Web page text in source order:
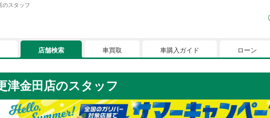
のスタッフ
現在、お気に入りに登録されてい
お気に入りに登録すると、あなただけのお気に入りのクルマリ
店舗検索 車買取 車購入ガイド ローン
津金田店のスタッフ